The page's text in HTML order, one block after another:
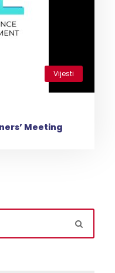
Vijesti
Meeting